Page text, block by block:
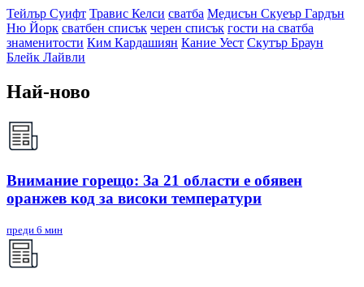
Тейлър Суифт Травис Келси сватба Медисън Скуеър Гардън
Ню Йорк сватбен списък черен списък гости на сватба
знаменитости Ким Кардашиян Кание Уест Скутър Браун
Блейк Лайвли
Най-ново
Внимание горещо: За 21 области е обявен
оранжев код за високи температури
преди 6 мин